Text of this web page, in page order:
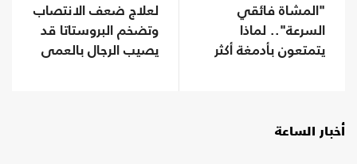
"المشاة فائقي
السرعة".. لماذا
يتمتعون بأدمغة أكثر
لعلاج ضعف الانتصاب
وتضخم البروستاتا قد
يصيب الرجال بالعمى
أخبار الساعة